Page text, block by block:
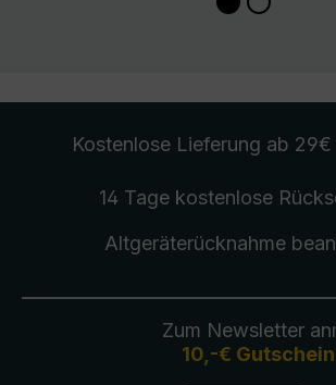
Kostenlose Lieferung ab 29€
14 Tage kostenlose
Altgeräterücknahme
Zum Newsletter
10,-€ Gutschein